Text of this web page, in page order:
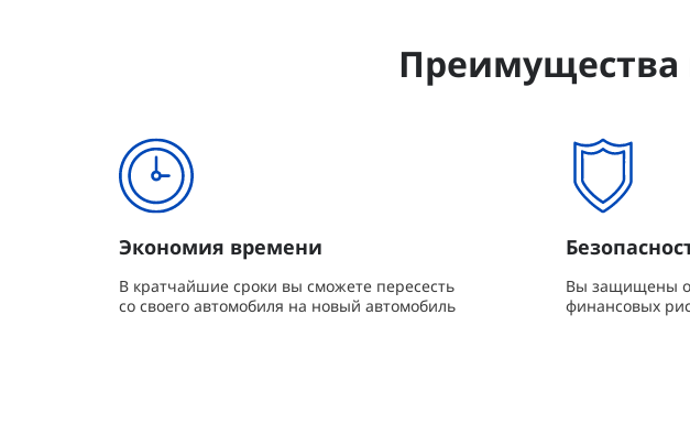
Экономия времени
В кратчайшие сроки вы сможете пересесть
со своего автомобиля на новый автомобиль
Вы защищены
финансовых